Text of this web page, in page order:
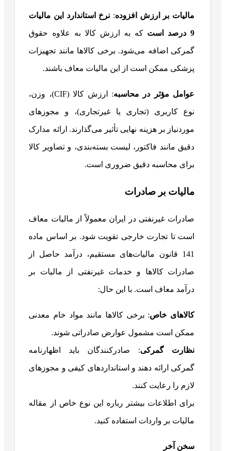
مالیات بر ارزش افزوده: نرخ استاندارد این مالیات
9 درصد است که به ارزش کالا به علاوه حقوق
گمرکی اضافه می‌شود. برخی کالاها مانند تجهیزات
پزشکی ممکن است از این مالیات معاف باشند.
عوامل مؤثر در محاسبه : ارزش کالا (CIF)، وزن،
نوع کاربری (تجاری یا غیرتجاری)، و مجوزهای
موردنیاز بر هزینه نهایی تأثیر می‌گذارند. ارائه مدارک
دقیق مانند فاکتور، لیست بسته‌بندی، و تصاویر کالا
برای محاسبه دقیق ضروری است.
مالیات بر صادرات
صادرات غیرنفتی در ایران معمولاً از مالیات معاف
است تا تجارت خارجی تقویت شود. بر اساس ماده
141 قانون مالیات‌های مستقیم، درآمد حاصل از
صادرات کالاها و خدمات غیرنفتی از مالیات بر
درآمد معاف است. با این حال:
کالاهای خاص: برخی کالاها مانند مواد خام معدنی
ممکن است مشمول عوارض صادراتی شوند.
نظارت گمرکی: صادرکنندگان باید اظهارنامه
گمرکی ارائه دهند و استانداردهای کیفی و مجوزهای
لازم را رعایت کنند.
برای اطلاعات بیشتر رباره این نوع خاص از مقاله
مالیات بر واردات استفاده کنید.
سخن آخر